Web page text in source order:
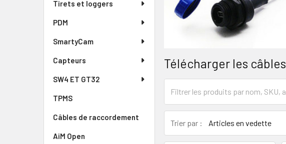
Tirets et loggers
PDM
SmartyCam
Capteurs
SW4 ET GT32
TPMS
Câbles de raccordement
AiM Open
Télécharger les câbles
Trier par :